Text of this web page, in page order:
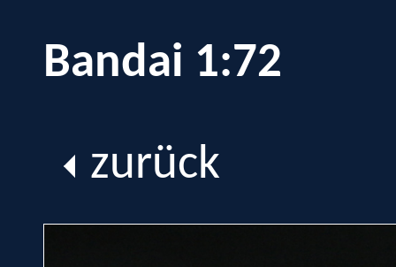
Bandai 1:72
zurück